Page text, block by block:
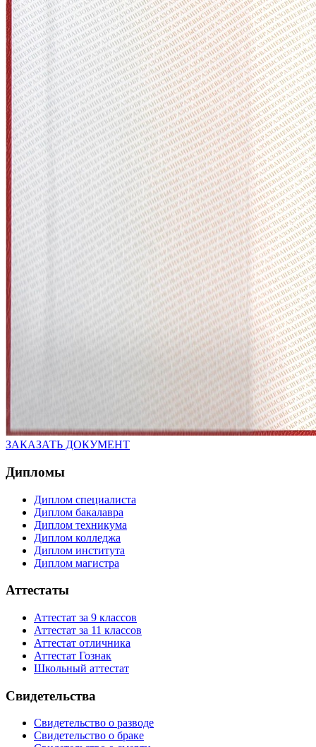
ЗАКАЗАТЬ ДОКУМЕНТ
Дипломы
Диплом специалиста
Диплом бакалавра
Диплом техникума
Диплом колледжа
Диплом института
Диплом магистра
Аттестаты
Аттестат за 9 классов
Аттестат за 11 классов
Аттестат отличника
Аттестат Гознак
Школьный аттестат
Свидетельства
Свидетельство о разводе
Свидетельство о браке